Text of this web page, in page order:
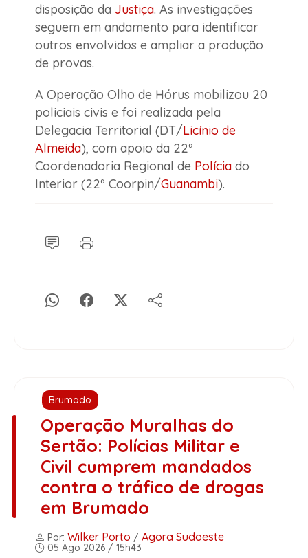
disposição da Justiça. As investigações
seguem em andamento para identificar
outros envolvidos e ampliar a produção
de provas.
A Operação Olho de Hórus mobilizou 20
policiais civis e foi realizada pela
Delegacia Territorial (DT/Licínio de
Almeida), com apoio da 22ª
Coordenadoria Regional de Polícia do
Interior (22ª Coorpin/Guanambi).
Brumado
Operação Muralhas do
Sertão: Polícias Militar e
Civil cumprem mandados
contra o tráfico de drogas
em Brumado
Por: Wilker Porto / Agora Sudoeste
05 Ago 2026 / 15h43